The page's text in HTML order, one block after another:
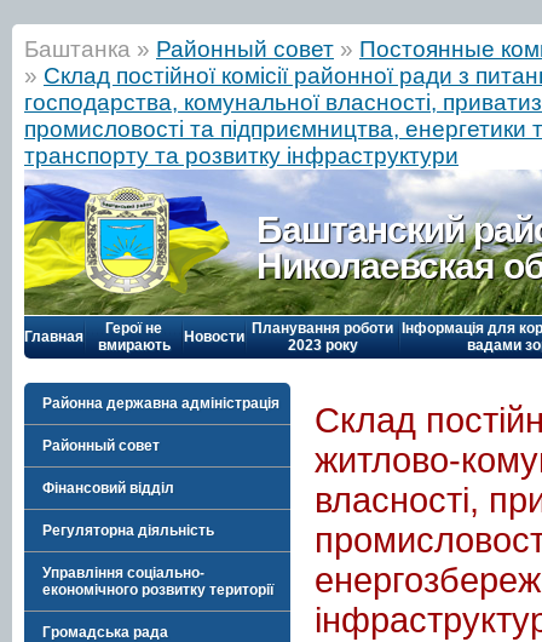
Баштанка » Районный совет » Постоянные
» Склад постійної комісії районної ради з
господарства, комунальної власності,
промисловості та підприємництва,
транспорту та розвитку інфраструктури
Баштанский
Николаевская
Главная
Герої не
вмирають
Новости Планування роботи
2023 року
Інформація для
вадами
Районна державна адміністрація
Районный совет
Фінансовий відділ
Регуляторна діяльність
Управління соціально-
економічного розвитку території
Громадська рада
Склад
житлово-
власності,